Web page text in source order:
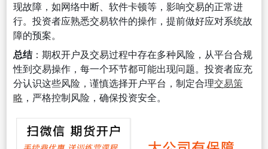
现故障，如网络中断、软件卡顿等，影响交易的正常进
行。投资者应熟悉交易软件的操作，提前做好应对系统故
障的预案。
总结：期权开户及交易过程中存在多种风险，从平台合规
性到交易操作，每一个环节都可能出现问题。投资者应充
分认识这些风险，谨慎选择开户平台，制定合理交易策
略 ，严格控制风险，确保投资安全。